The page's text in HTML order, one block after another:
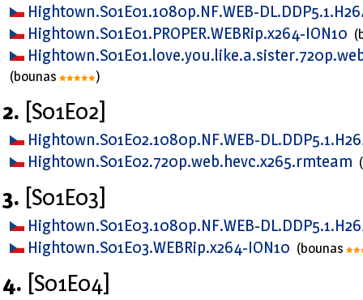
Hightown.S01E01.1080p.NF.WEB-
Hightown.S01E01.PROPER.WEBRip.x264-ION10
(bounas )
2. [S01E02]
Hightown.S01E02.1080p.NF.WEB-
Hightown.S01E02.720p.web.hevc.x265.rmteam
3. [S01E03]
Hightown.S01E03.1080p.NF.WEB-
Hightown.S01E03.WEBRip.x264-ION10 (bounas
4. [S01E04]